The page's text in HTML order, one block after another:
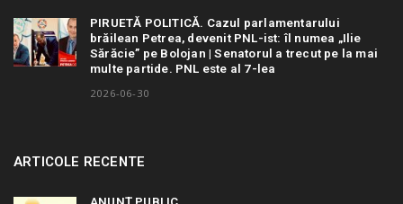
PIRUETĂ POLITICĂ. Cazul parlamentarului
brăilean Petrea, devenit PNL-ist: îl numea „Ilie
Sărăcie” pe Bolojan | Senatorul a trecut pe la mai
multe partide. PNL este al 7-lea
2026-06-30
ARTICOLE RECENTE
ANUNȚ PUBLIC